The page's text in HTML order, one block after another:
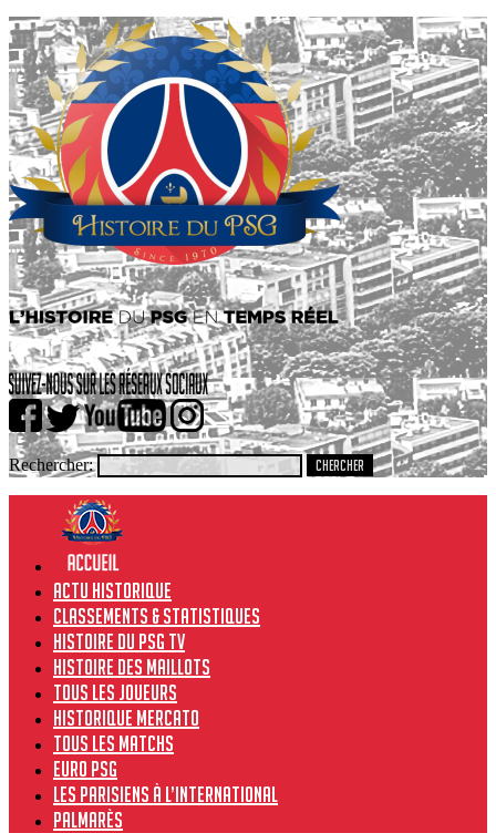
Rechercher:
Actu historique
Classements & Statistiques
Histoire du PSG TV
Histoire des maillots
Tous les joueurs
Historique Mercato
Tous les matchs
Euro PSG
Les Parisiens à l’international
Palmarès